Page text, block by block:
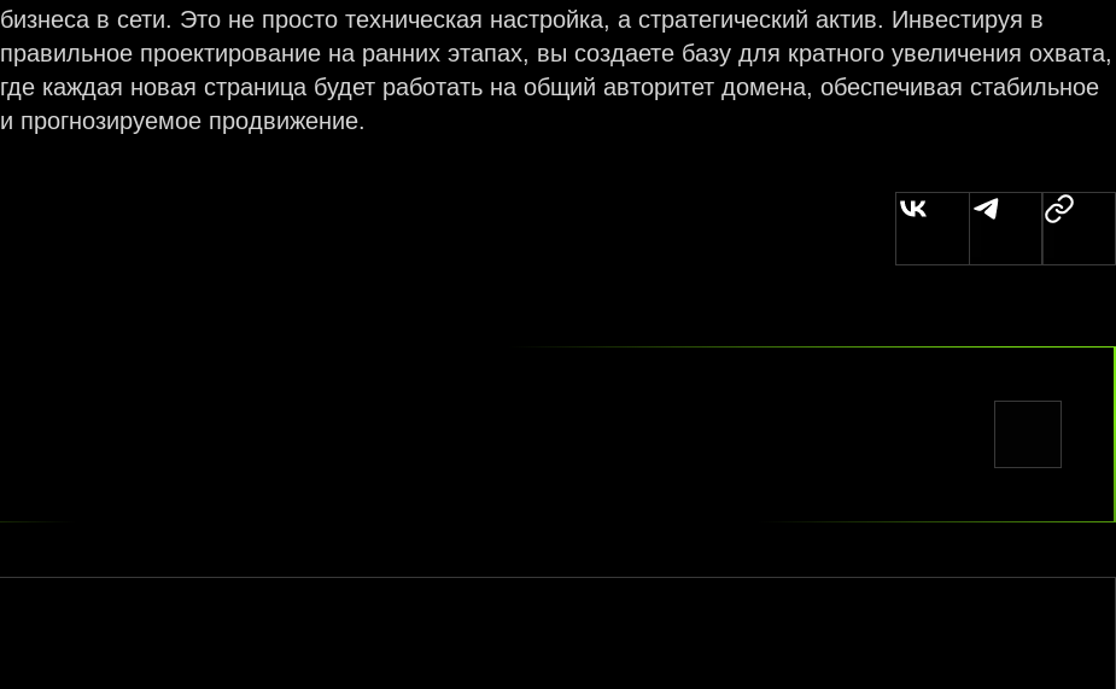
бизнеса в сети. Это не просто техническая настройка, а стратегический актив. Инвестируя в
правильное проектирование на ранних этапах, вы создаете базу для кратного увеличения охвата,
где каждая новая страница будет работать на общий авторитет домена, обеспечивая стабильное
и прогнозируемое продвижение.